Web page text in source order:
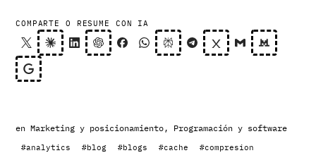
COMPARTE O RESUME CON IA
en Marketing y posicionamiento, Programación y software
#analytics #blog #blogs #cache
#compresion